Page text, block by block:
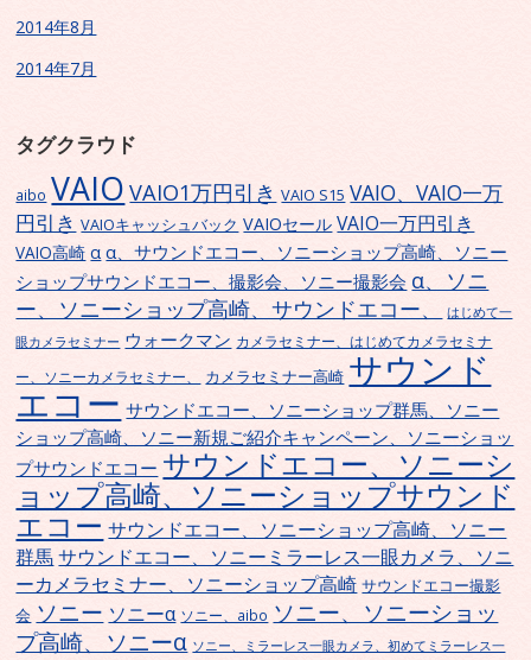
2014年8月
2014年7月
タグクラウド
aibo VAIO VAIO1万円引き VAIO S15 VAIO、VAIO一万
円引き VAIOキャッシュバック VAIOセール VAIO一万円引き
VAIO高崎 α α、サウンドエコー、ソニーショップ高崎、ソニー
ショップサウンドエコー、撮影会、ソニー撮影会 α、ソニ
ー、ソニーショップ高崎、サウンドエコー、
はじめて一
眼カメラセミナー ウォークマン カメラセミナー、はじめてカメラセミナ
ー、ソニーカメラセミナー、
カメラセミナー高崎 サウンド
エコー サウンドエコー、ソニーショップ群馬、ソニー
ショップ高崎、ソニー新規ご紹介キャンペーン、ソニーショッ
プサウンドエコー サウンドエコー、ソニーシ
ョップ高崎、ソニーショップサウンド
エコー サウンドエコー、ソニーショップ高崎、ソニー
群馬 サウンドエコー、ソニーミラーレス一眼カメラ、ソニ
ーカメラセミナー、ソニーショップ高崎 サウンドエコー撮影
会 ソニー ソニーα ソニー、aibo ソニー、ソニーショッ
プ高崎、ソニーα ソニー、ミラーレス一眼カメラ、初めてミラーレス一